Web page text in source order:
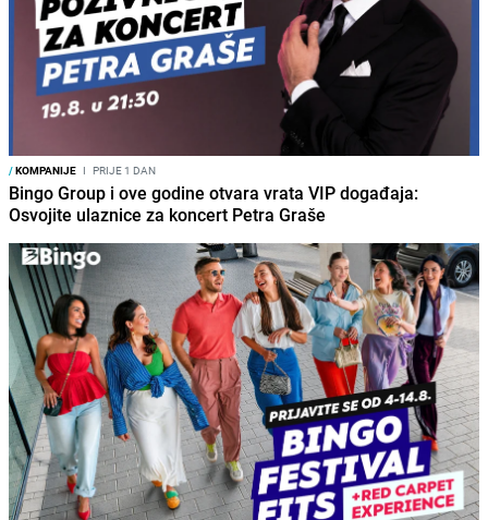
/KOMPANIJE I PRIJE 1 DAN
Bingo Group i ove godine otvara vrata VIP događaja:
Osvojite ulaznice za koncert Petra Graše